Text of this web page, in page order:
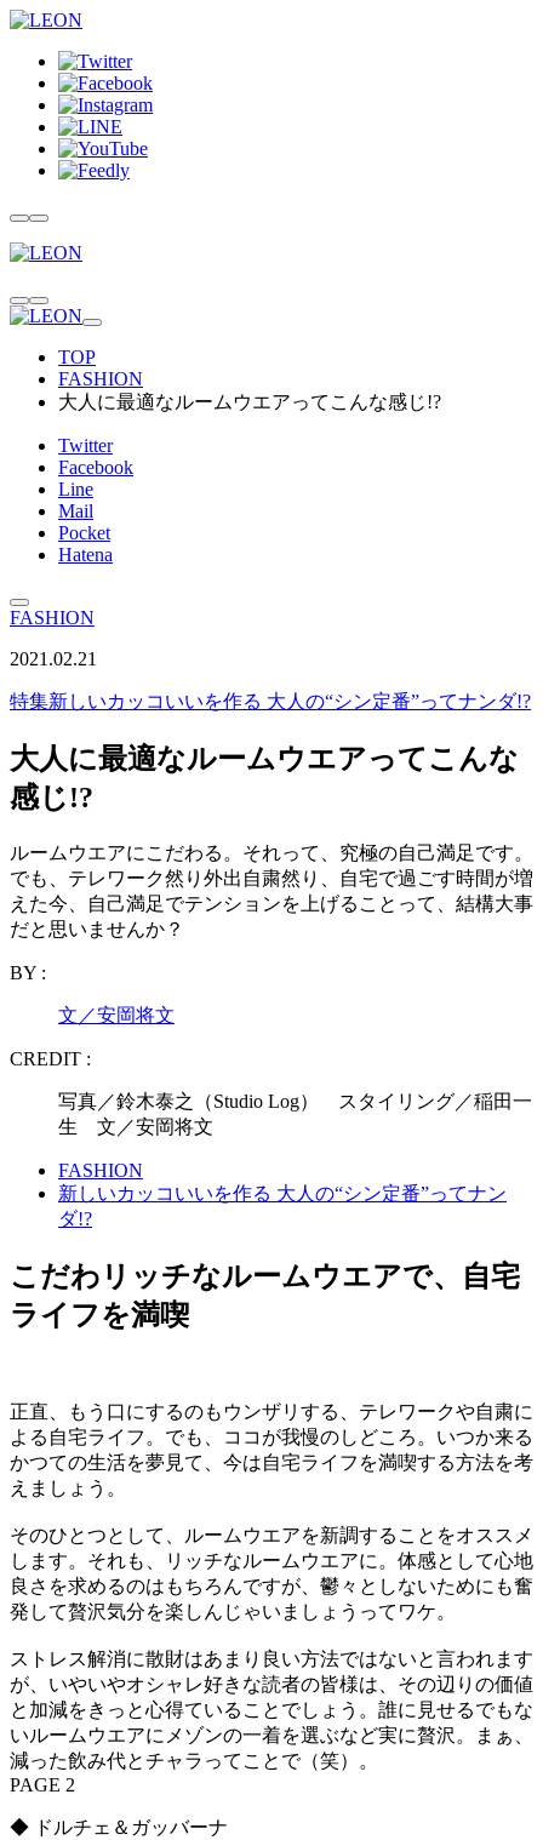
TOP
FASHION
大人に最適なルームウエアってこんな感じ!?
Twitter
Facebook
Line
Mail
Pocket
Hatena
FASHION
2021.02.21
特集新しいカッコいいを作る 大人の“シン定番”ってナンダ!?
大人に最適なルームウエアってこんな
感じ!?
ルームウエアにこだわる。それって、究極の自己満足です。
でも、テレワーク然り外出自粛然り、自宅で過ごす時間が増
えた今、自己満足でテンションを上げることって、結構大事
だと思いませんか？
BY :
文／安岡将文
CREDIT :
写真／鈴木泰之（Studio Log） スタイリング／稲田一
生 文／安岡将文
FASHION
新しいカッコいいを作る 大人の“シン定番”ってナン
ダ!?
こだわリッチなルームウエアで、自宅
ライフを満喫
正直、もう口にするのもウンザリする、テレワークや自粛に
よる自宅ライフ。でも、ココが我慢のしどころ。いつか来る
かつての生活を夢見て、今は自宅ライフを満喫する方法を考
えましょう。
そのひとつとして、ルームウエアを新調することをオススメ
します。それも、リッチなルームウエアに。体感として心地
良さを求めるのはもちろんですが、鬱々としないためにも奮
発して贅沢気分を楽しんじゃいましょうってワケ。
ストレス解消に散財はあまり良い方法ではないと言われます
が、いやいやオシャレ好きな読者の皆様は、その辺りの価値
と加減をきっと心得ていることでしょう。誰に見せるでもな
いルームウエアにメゾンの一着を選ぶなど実に贅沢。まぁ、
減った飲み代とチャラってことで（笑）。
PAGE 2
◆ ドルチェ＆ガッバーナ